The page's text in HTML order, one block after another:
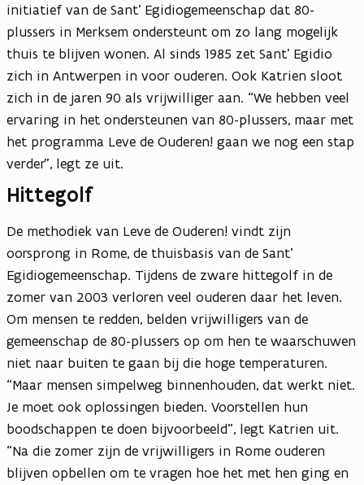
initiatief van de Sant’ Egidiogemeenschap dat 80-
plussers in Merksem ondersteunt om zo lang mogelijk
thuis te blijven wonen. Al sinds 1985 zet Sant’ Egidio
zich in Antwerpen in voor ouderen. Ook Katrien sloot
zich in de jaren 90 als vrijwilliger aan. “We hebben veel
ervaring in het ondersteunen van 80-plussers, maar met
het programma Leve de Ouderen! gaan we nog een stap
verder”, legt ze uit.
Hittegolf
De methodiek van Leve de Ouderen! vindt zijn
oorsprong in Rome, de thuisbasis van de Sant’
Egidiogemeenschap. Tijdens de zware hittegolf in de
zomer van 2003 verloren veel ouderen daar het leven.
Om mensen te redden, belden vrijwilligers van de
gemeenschap de 80-plussers op om hen te waarschuwen
niet naar buiten te gaan bij die hoge temperaturen.
“Maar mensen simpelweg binnenhouden, dat werkt niet.
Je moet ook oplossingen bieden. Voorstellen hun
boodschappen te doen bijvoorbeeld”, legt Katrien uit.
“Na die zomer zijn de vrijwilligers in Rome ouderen
blijven opbellen om te vragen hoe het met hen ging en